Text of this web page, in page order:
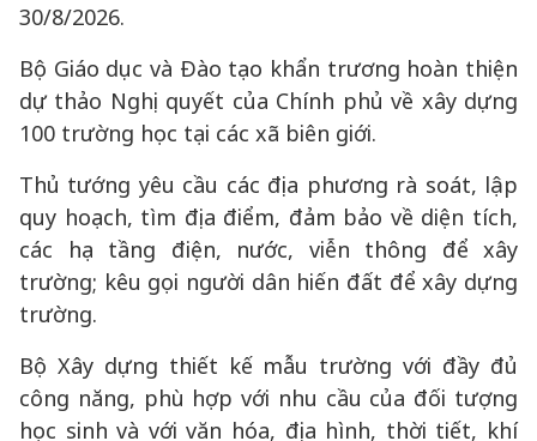
30/8/2026.
Bộ Giáo dục và Đào tạo khẩn trương hoàn thiện
dự thảo Nghị quyết của Chính phủ về xây dựng
100 trường học tại các xã biên giới.
Thủ tướng yêu cầu các địa phương rà soát, lập
quy hoạch, tìm địa điểm, đảm bảo về diện tích,
các hạ tầng điện, nước, viễn thông để xây
trường; kêu gọi người dân hiến đất để xây dựng
trường.
Bộ Xây dựng thiết kế mẫu trường với đầy đủ
công năng, phù hợp với nhu cầu của đối tượng
học sinh và với văn hóa, địa hình, thời tiết, khí